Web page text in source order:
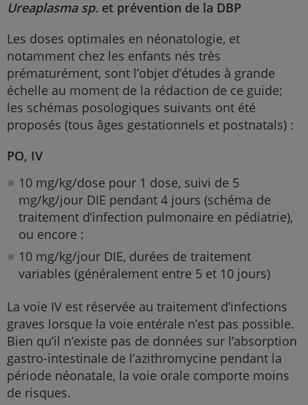
Ureaplasma sp. et prévention de la DBP
Les doses optimales en néonatologie, et
notamment chez les enfants nés très
prématurément, sont l’objet d’études à grande
échelle au moment de la rédaction de ce guide;
les schémas posologiques suivants ont été
proposés (tous âges gestationnels et postnatals) :
PO, IV
10 mg/kg/dose pour 1 dose, suivi de 5
mg/kg/jour DIE pendant 4 jours (schéma de
traitement d’infection pulmonaire en pédiatrie),
ou encore :
10 mg/kg/jour DIE, durées de traitement
variables (généralement entre 5 et 10 jours)
La voie IV est réservée au traitement d’infections
graves lorsque la voie entérale n’est pas possible.
Bien qu’il n’existe pas de données sur l’absorption
gastro-intestinale de l’azithromycine pendant la
période néonatale, la voie orale comporte moins
de risques.